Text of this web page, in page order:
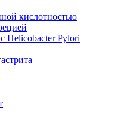
кислотностью
Helicobacter Pylori